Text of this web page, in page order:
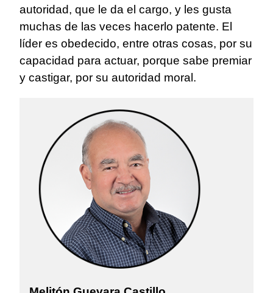
autoridad, que le da el cargo, y les gusta
muchas de las veces hacerlo patente. El
líder es obedecido, entre otras cosas, por su
capacidad para actuar, porque sabe premiar
y castigar, por su autoridad moral.